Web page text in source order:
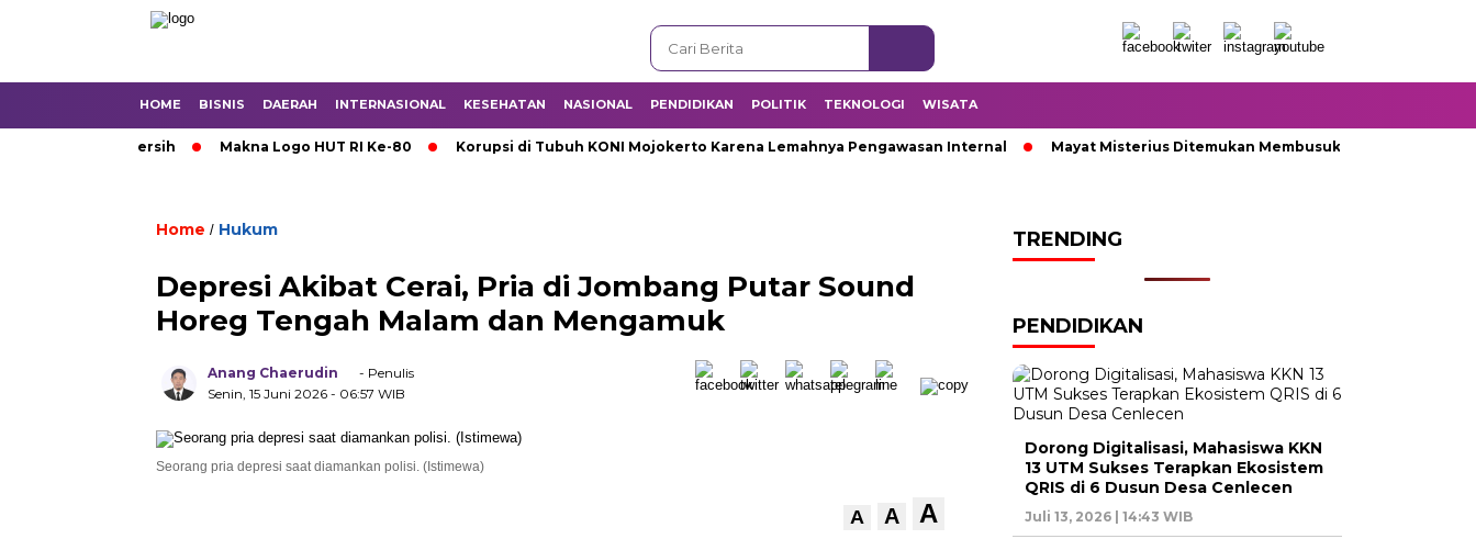
HOME BISNIS DAERAH INTERNASIONAL KESEHATAN NASIONAL PENDIDIKAN POLITIK TEKNOLOGI WISATA
Krisis Air Bersih Makna Logo HUT RI Ke-80 Korupsi di Tubuh KONI Mojokerto Karena Lemahnya Pengawasan Internal Mayat Misterius Ditemukan Membusuk di Dalam Sumur
Home / Hukum
Depresi Akibat Cerai, Pria di Jombang Putar Sound
Horeg Tengah Malam dan Mengamuk
Anang Chaerudin
- Penulis
Senin, 15 Juni 2026 - 06:57 WIB
Seorang pria depresi saat diamankan polisi. (Istimewa)
A A A
TRENDING
PENDIDIKAN
Dorong Digitalisasi, Mahasiswa KKN
13 UTM Sukses Terapkan Ekosistem
QRIS di 6 Dusun Desa Cenlecen
Juli 13, 2026 | 14:43 WIB